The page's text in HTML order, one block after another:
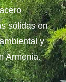
sólidas en
y
Armenia.